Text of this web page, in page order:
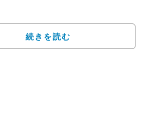
続きを読む